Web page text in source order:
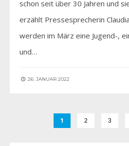
schon seit über 30 Jahren und
erzählt Pressesprecherin
werden im März eine Jugend-,
und…
26. JANUAR 2022
1 2 3